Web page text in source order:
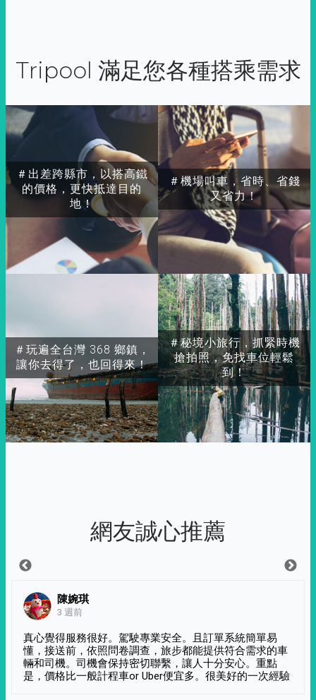
Tripool 滿足您各種搭乘需求
＃出差跨縣市，以搭高鐵
的價格，更快抵達目的
地！
＃玩遍全台灣 368 鄉鎮，
讓你去得了，也回得來！
＃秘境小旅行，抓緊時機
搶拍照，免找車位輕鬆
到！
＃機場叫車，省時、省錢
又省力！
網友誠心推薦
陳婉琪
3 週前
真心覺得服務很好。駕駛專業安全。且訂單系統簡單易
懂，接送前，依照問卷調查，旅步都能提供符合需求的車
輛和司機。司機會保持密切聯繫，讓人十分安心。重點
是，價格比一般計程車or Uber便宜多。很美好的一次經驗